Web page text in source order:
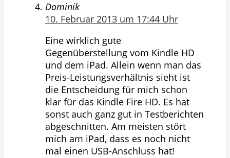
Dominik
10. Februar 2013 um 17:44 Uhr
Eine wirklich gute
Gegenüberstellung vom Kindle HD
und dem iPad. Allein wenn man das
Preis-Leistungsverhältnis sieht ist
die Entscheidung für mich schon
klar für das Kindle Fire HD. Es hat
sonst auch ganz gut in Testberichten
abgeschnitten. Am meisten stört
mich am iPad, dass es noch nicht
mal einen USB-Anschluss hat!